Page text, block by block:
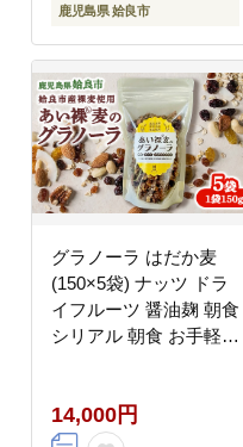
鹿児島県 姶良市
グラノーラ はだか麦
(150×5袋) ナッツ ドラ
イフルーツ 醤油麹 朝食
シリアル 朝食 お手軽
14,000円